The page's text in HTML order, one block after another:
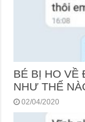
BÉ BỊ HO VỀ
NHƯ THẾ
02/04/2020